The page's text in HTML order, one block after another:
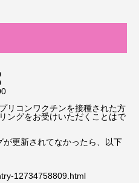
リコンワクチンを接種された方
ングをお受けいただくことはで
更新されてなかったら、以下
12734758809.html